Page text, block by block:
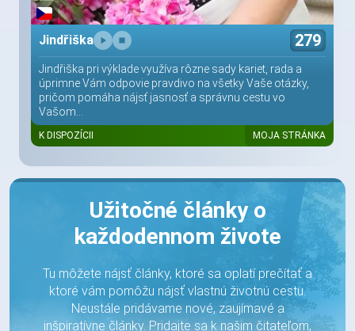
Jindřiška 279
Jindřiška pri výklade využíva rôzne sady kariet, rada a
úprimne Vám odpovie pravdivo na všetky Vaše otázky,
pričom pomáha nájsť jasnosť a správnu cestu vo
Vašom...
K DISPOZÍCII MOJA STRÁNKA
Užitočné články o
každodennom živote
Tu môžete nájsť články, ktoré sa oplatí prečítať a
ktoré vám pomôžu nájsť vlastnú životnú cestu.
Neustále pridávame nové, zaujímavé a
inšpiratívne články. Pridajte sa k našim čitateľom,